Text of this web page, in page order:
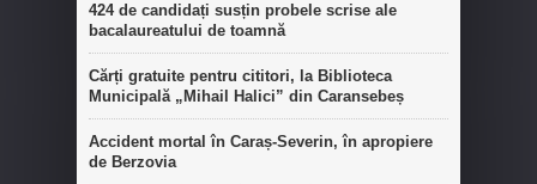
424 de candidați susțin probele scrise ale
bacalaureatului de toamnă
Cărți gratuite pentru cititori, la Biblioteca
Municipală „Mihail Halici” din Caransebeș
Accident mortal în Caraș-Severin, în apropiere
de Berzovia